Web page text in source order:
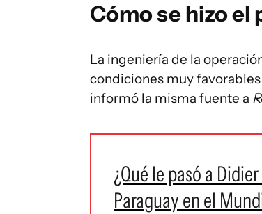
Cómo se hizo el
La ingeniería de la
condiciones muy
informó la misma fuente a
¿Qué le pasó a
Paraguay en el